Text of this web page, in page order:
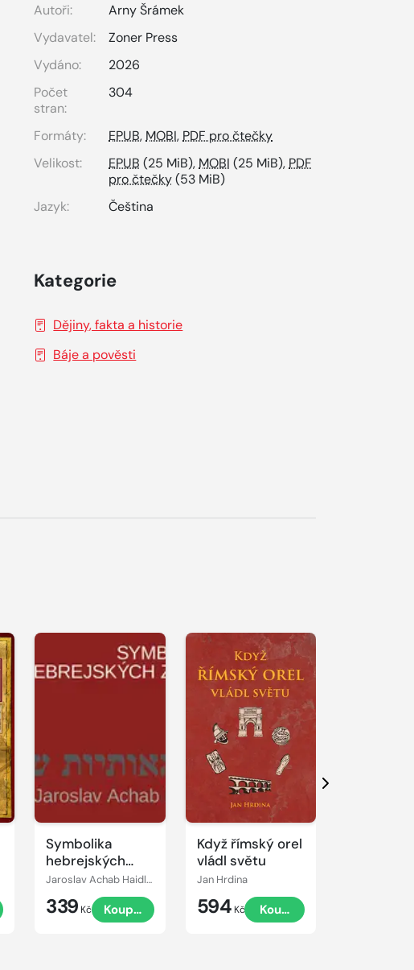
Autoři:
Arny Šrámek
Vydavatel:
Zoner Press
Vydáno:
2026
Počet
stran:
304
Formáty: EPUB, MOBI, PDF pro čtečky
Velikost:
EPUB (25 MiB), MOBI (25 MiB), PDF
pro čtečky(53 MiB)
Jazyk:
Čeština
Kategorie
Dějiny, fakta a historie
Báje a pověsti
Symbolika
hebrejských
znaků
Jaroslav Achab Haidler
339 Kč Koupit
Když římský orel
vládl světu
Jan Hrdina
594 Kč Koupit
Další